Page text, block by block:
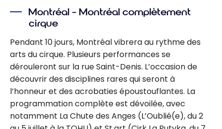
Montréal – Montréal complètement
cirque
Pendant 10 jours, Montréal vibrera au rythme des
arts du cirque. Plusieurs performances se
dérouleront sur la rue Saint-Denis. L’occasion de
découvrir des disciplines rares qui seront à
l’honneur et des acrobaties époustouflantes. La
programmation complète est dévoilée, avec
notamment La Chute des Anges (L’Oublié(e), du 2